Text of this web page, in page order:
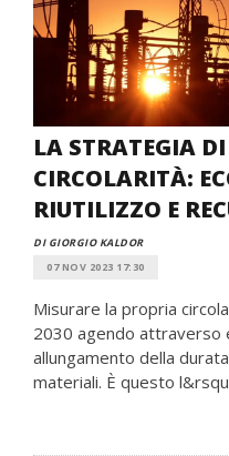
LA STRATEGIA
CIRCOLARITÀ:
RIUTILIZZO E
DI GIORGIO KALDOR
07 NOV 2023 17:30
Misurare la propria
2030 agendo attraverso
allungamento della
materiali. È questo